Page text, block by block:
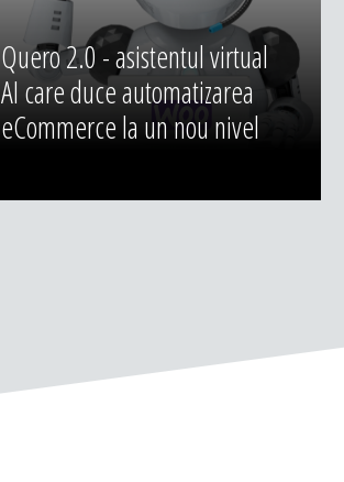
Quero 2.0 - asistentul virtual
AI care duce automatizarea
eCommerce la un nou nivel